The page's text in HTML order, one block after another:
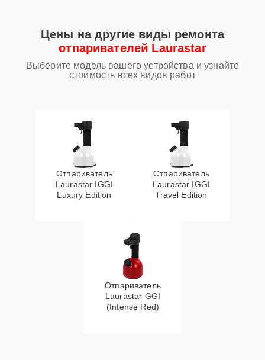
Цены на другие виды ремонта
отпаривателей Laurastar
Выберите модель вашего устройства и узнайте
стоимость всех видов работ
Отпариватель
Laurastar IGGI
Luxury Edition
Отпариватель
Laurastar IGGI
Travel Edition
Отпариватель
Laurastar GGI
(Intense Red)